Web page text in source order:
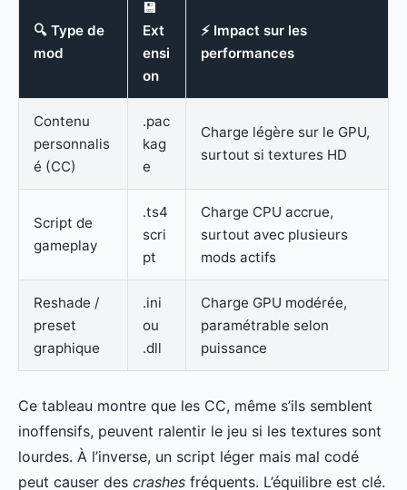
🔍 Type de
mod
💾
Ext
ensi
on
⚡ Impact sur les
performances
Contenu
personnalis
é (CC)
.pac
kag
e
Charge légère sur le GPU,
surtout si textures HD
Script de
gameplay
.ts4
scri
pt
Charge CPU accrue,
surtout avec plusieurs
mods actifs
Reshade /
preset
graphique
.ini
ou
.dll
Charge GPU modérée,
paramétrable selon
puissance
Ce tableau montre que les CC, même s’ils semblent
inoffensifs, peuvent ralentir le jeu si les textures sont
lourdes. À l’inverse, un script léger mais mal codé
peut causer des crashes fréquents. L’équilibre est clé.